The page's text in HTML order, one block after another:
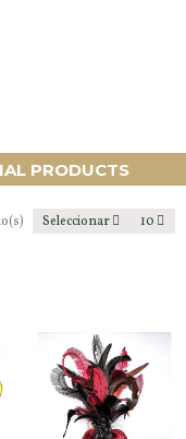
PRODUCTS
Seleccionar 10